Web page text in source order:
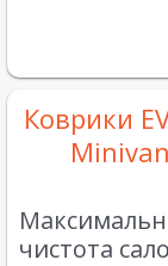
Коврики
чистота